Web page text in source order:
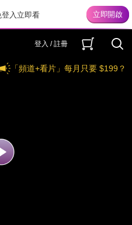
入立即看
登入 / 註冊
「頻道+看片」每月只要 $199？